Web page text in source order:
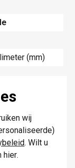
wij
. Wilt u
hier.
(mm)
(mm)